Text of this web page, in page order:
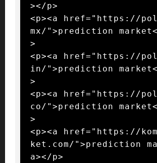
></p>
<p><a href="https://
mx/">prediction
>
<p><a href="https://
in/">prediction
>
<p><a href="https://
co/">prediction
>
<p><a href="https://
ket.com/">prediction
a></p>